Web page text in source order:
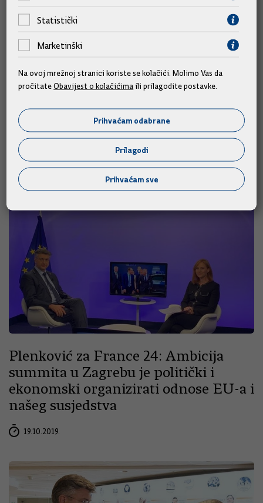
Plenković u emisiji "Ici L'Europe":
Moj je cilj bio da EPP dobije mjesto
predsjednika Komisije
20.10.2019.
Plenković za France 24: Ambicija
summita u Zagrebu je politički i
ekonomski organizirati odnose EU-a i
našeg susjedstva
19.10.2019.
Statistički
Marketinški
Na ovoj mrežnoj stranici koriste se kolačići. Molimo Vas da
pročitateObavijest o kolačićimaili prilagodite postavke.
Prihvaćam odabrane
Prilagodi
Prihvaćam sve